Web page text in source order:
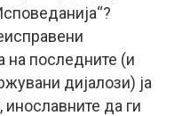
на последните (и
дијалози) ја
да ги